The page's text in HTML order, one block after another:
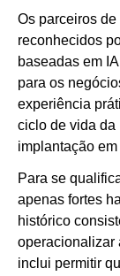
Os parceiros
reconhecidos
baseadas em
para os
experiência
ciclo de vida da
implantação
Para se
apenas fortes
histórico
operacionalizar
inclui permitir